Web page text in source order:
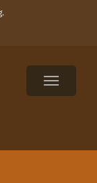
TOGGLE